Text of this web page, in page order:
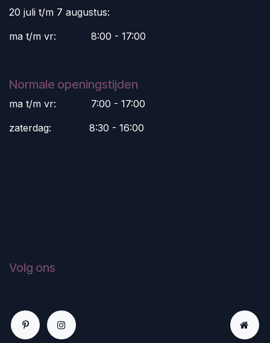
20 juli t/m 7 augustus:
ma t/m vr:
​8:00 - 17:00
Normale openingstijden
ma t/m vr:
​7:00 - 17:00
zaterdag:
​8:30 - 16:00
Volg ons